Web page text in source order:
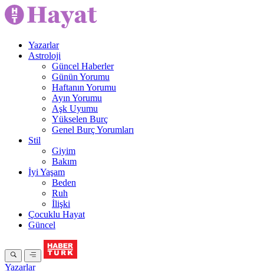
Yazarlar
Astroloji
Güncel Haberler
Günün Yorumu
Haftanın Yorumu
Ayın Yorumu
Aşk Uyumu
Yükselen Burç
Genel Burç Yorumları
Stil
Giyim
Bakım
İyi Yaşam
Beden
Ruh
İlişki
Çocuklu Hayat
Güncel
Yazarlar